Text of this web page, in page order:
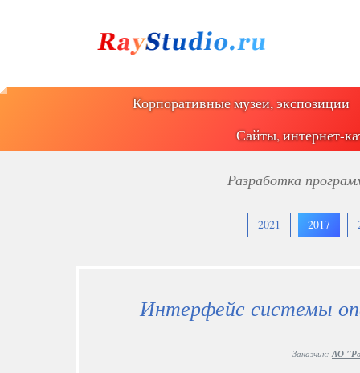
Корпоративные музеи, экспозиции
Сайты, интернет-
Разработка
2021 2017
Интерфейс системы
Заказчик:АО